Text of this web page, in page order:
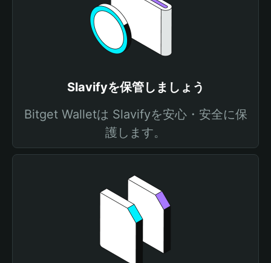
Slavifyを保管しましょう
Bitget Walletは Slavifyを安心・安全に保
護します。